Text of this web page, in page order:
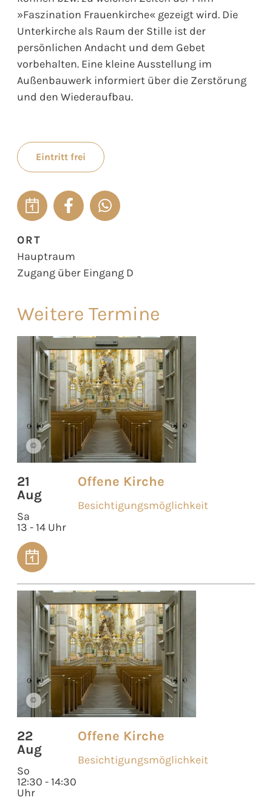
»Faszination Frauenkirche« gezeigt wird. Die
Unterkirche als Raum der Stille ist der
persönlichen Andacht und dem Gebet
vorbehalten. Eine kleine Ausstellung im
Außenbauwerk informiert über die Zerstörung
und den Wiederaufbau.
Eintritt frei
ORT
Hauptraum
Zugang über Eingang D
Weitere Termine
©
21
Aug
Sa
13 - 14 Uhr
Offene Kirche
Besichtigungsmöglichkeit
©
22
Aug
So
12:30 - 14:30
Uhr
Offene Kirche
Besichtigungsmöglichkeit